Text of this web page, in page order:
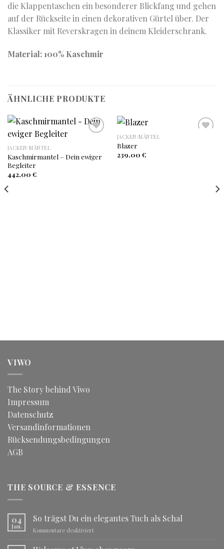
die Klappentaschen ein besonderer Blickfang und gehen
auf der Rückseite in einen dekorativen Gürtel über. Der
Klassiker mit Reverskragen in deinem Kleiderschrank.
Material: 100% Kaschmir
ÄHNLICHE PRODUKTE
die
JACKEN/MÄNTEL
Kaschmirmantel – Dein ewiger
Begleiter
442,00 €
JACKEN/MÄNTEL
Blazer
239,00 €
VIWO
The Story behind Viwo
Impressum
Datenschutz
Versandinformationen
Rücksendungsbedingungen
AGB
THE SOURCE & ESSENCE
04
Jan.
So trägst Du ein elegantes Tuch als Schal
Kommentare deaktiviert
trägst